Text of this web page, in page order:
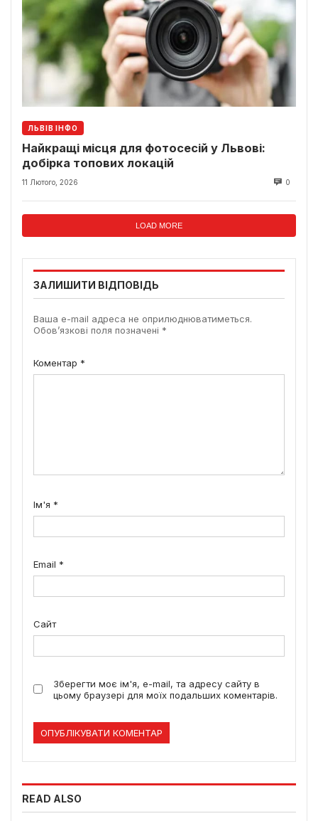
ЛЬВІВ ІНФО
Найкращі місця для фотосесій у Львові:
добірка топових локацій
11 Лютого, 2026 0
LOAD MORE
ЗАЛИШИТИ ВІДПОВІДЬ
Ваша e-mail адреса не оприлюднюватиметься.
Обов’язкові поля позначені *
Коментар *
Ім'я *
Email *
Сайт
Зберегти моє ім'я, e-mail, та адресу сайту в
цьому браузері для моїх подальших коментарів.
READ ALSO